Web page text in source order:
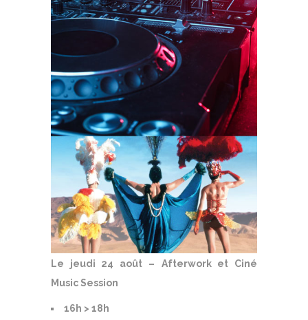
Le jeudi 24 août –
Afterwork et Ciné
Music Session
16h > 18h